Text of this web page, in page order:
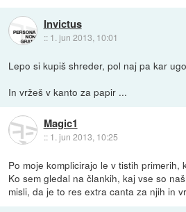
Invictus
:: 1. jun 2013, 10:01
Lepo si kupiš shreder, pol naj pa kar
In vržeš v kanto za papir ...
Magic1
:: 1. jun 2013, 10:25
Po moje komplicirajo le v tistih primerih,
Ko sem gledal na člankih, kaj vse so
misli, da je to res extra canta za njih in